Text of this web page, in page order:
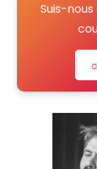
Suis-